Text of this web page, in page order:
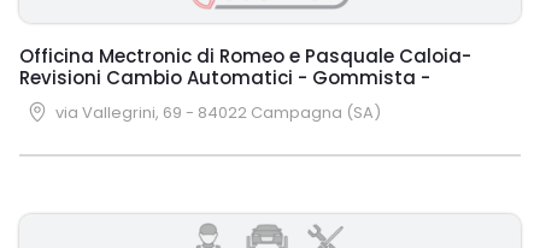
Officina Mectronic di Romeo e Pasquale Caloia-
Revisioni Cambio Automatici - Gommista -
via Vallegrini, 69 - 84022 Campagna (SA)